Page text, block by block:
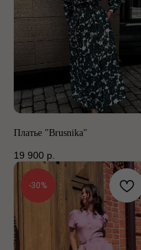
Платье "Brusnika"
19 900 р.
-30%